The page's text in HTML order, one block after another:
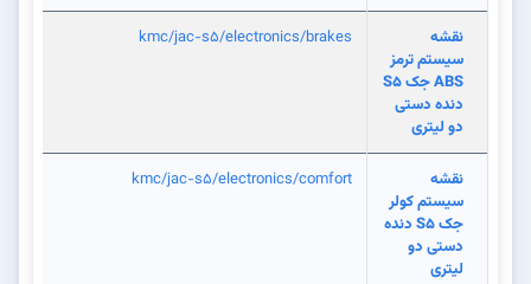
نقشه
سیستم ترمز
ABS جک S5
دنده دستی
دو لیتری
kmc/jac-s5/electronics/brakes
نقشه
سیستم کولر
جک S5 دنده
دستی دو
لیتری
kmc/jac-s5/electronics/comfort